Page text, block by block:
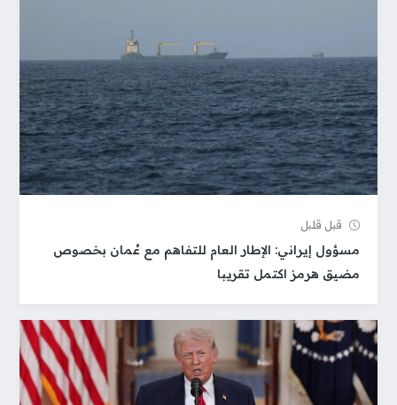
قبل قلیل
مسؤول إيراني: الإطار العام للتفاهم مع عُمان بخصوص
مضيق هرمز اكتمل تقريبا